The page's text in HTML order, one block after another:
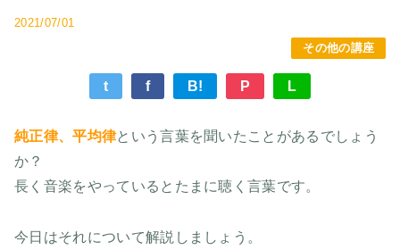
2021/07/01
その他の講座
t f B! P L
純正律、平均律という言葉を聞いたことがあるでしょう
か？
長く音楽をやっているとたまに聴く言葉です。
今日はそれについて解説しましょう。